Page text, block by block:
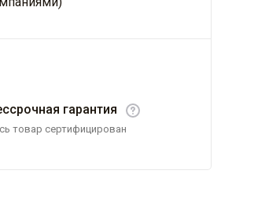
гарантия
товар сертифицирован